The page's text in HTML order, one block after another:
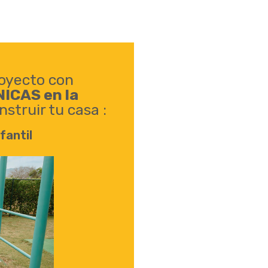
con
en la
tu casa :